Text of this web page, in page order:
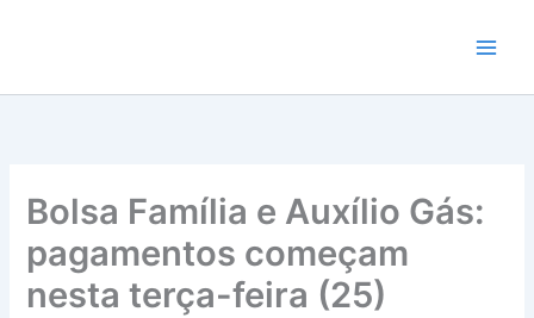
conteúdo
Bolsa Família e Auxílio Gás:
pagamentos começam
nesta terça-feira (25)